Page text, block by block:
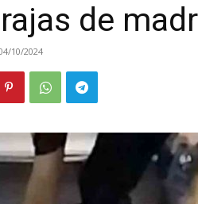
de
10/2024